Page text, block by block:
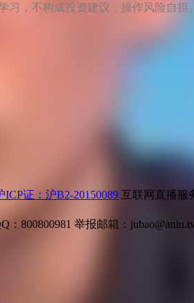
习，不构成投资建议，操作风险自担
ICP证：沪B2-20150089 互联网直播服
：800800981 举报邮箱：